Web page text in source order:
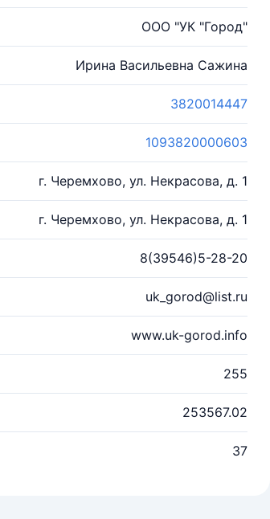
ООО "УК "Город"
Ирина Васильевна Сажина
3820014447
1093820000603
г. Черемхово, ул. Некрасова, д. 1
г. Черемхово, ул. Некрасова, д. 1
8(39546)5-28-20
uk_gorod@list.ru
www.uk-gorod.info
255
253567.02
37